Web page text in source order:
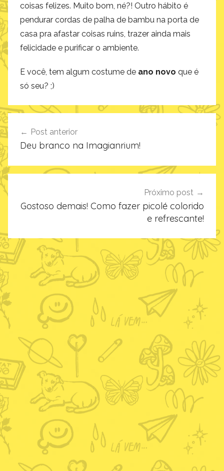
coisas felizes. Muito bom, né?! Outro hábito é
pendurar cordas de palha de bambu na porta de
casa pra afastar coisas ruins, trazer ainda mais
felicidade e purificar o ambiente.
E você, tem algum costume de ano novo que é
só seu? ;)
Navegação
de
Post
Post anterior
Deu branco na Imagianrium!
Próximo post
Gostoso demais! Como fazer picolé colorido
e refrescante!